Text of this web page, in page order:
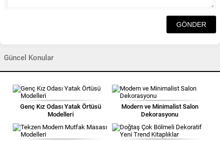
Güncel Konular
Genç Kız Odası Yatak Örtüsü
Modelleri
Modern ve Minimalist Salon
Dekorasyonu